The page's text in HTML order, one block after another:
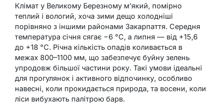
Клімат у Великому Березному м’який, помірно
теплий і вологий, хоча зими дещо холодніші
порівняно з іншими районами Закарпаття. Середня
температура січня сягає −6 °C, а липня — від +15,6
до +18 °C. Річна кількість опадів коливається в
межах 800–1100 мм, що забезпечує буйну зелень
упродовж більшої частини року. Такі умови ідеальні
для прогулянок і активного відпочинку, особливо
навесні, коли прокидається природа, та восени, коли
ліси вибухають палітрою барв.